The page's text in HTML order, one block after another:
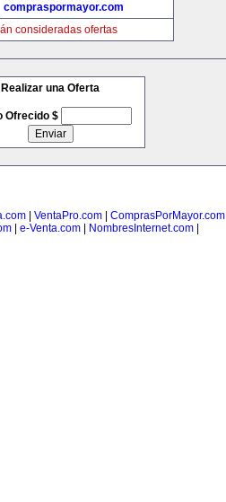
compraspormayor.com
consideradas ofertas
Realizar una Oferta
Ofrecido $
VentaPro.com ComprasPorMayor.com
| e-Venta.com| NombresInternet.com|